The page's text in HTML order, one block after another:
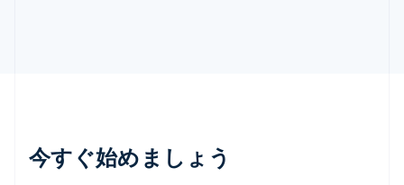
今すぐ始めましょう
ドイツ